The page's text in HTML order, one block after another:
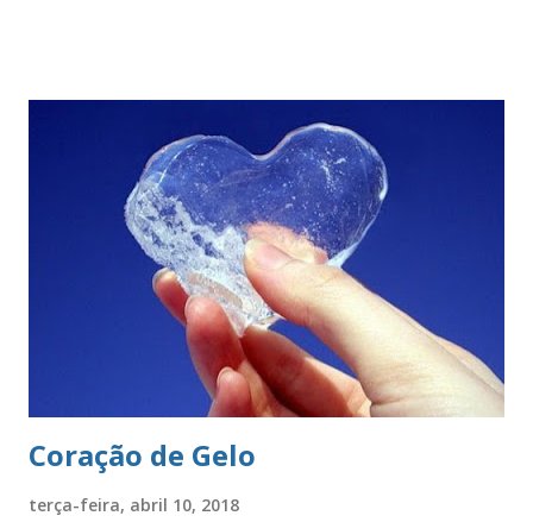
Paulo. O brasão consiste num braço armado empunhando
um pendão branco, de de quatro pontas farpadas,
ostentando a cruz da Ordem de Cristo. O pendão está
fixado em uma haste lanceada, em prata. Encimando o
escudo há uma coroa em ouro, com quatro torres, três
ameias, com uma porta cada. Suportes: dois ramos de café,
frutificados, na sua cor natural. Divisa: ‘Non ducor duco’
(não sou conduzido, conduzo). . A cr...
Coração de Gelo
terça-feira, abril 10, 2018